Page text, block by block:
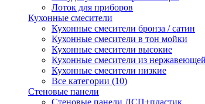
Лоток для приборов
Кухонные смесители
Кухонные смесители бронза / сатин
Кухонные смесители в тон мойки
Кухонные смесители высокие
Кухонные смесители из
Кухонные смесители низкие
Все категории (10)
Стеновые панели
Стеновые панели ДСП+пластик